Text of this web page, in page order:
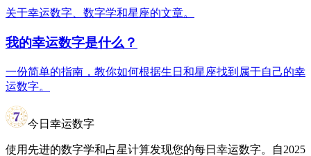
关于幸运数字、数字学和星座的文章。
我的幸运数字是什么？
一份简单的指南，教你如何根据生日和星座找到属于自己的幸
运数字。
今日幸运数字
使用先进的数字学和占星计算发现您的每日幸运数字。自2025